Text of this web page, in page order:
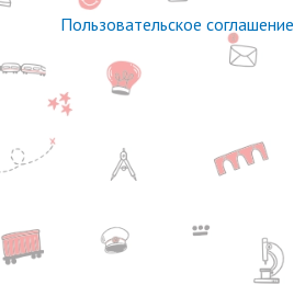
Пользовательское соглашение